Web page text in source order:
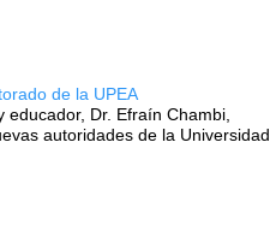
de la UPEA
educador, Dr. Efraín Chambi,
autoridades de la Universidad